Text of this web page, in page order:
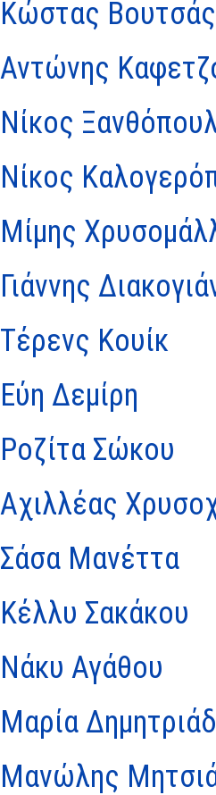
Κώστας Βουτσάς
Αντώνης
Νίκος
Νίκος
Μίμης
Γιάννης
Τέρενς Κουίκ
Εύη Δεμίρη
Ροζίτα Σώκου
Αχιλλέας
Σάσα Μανέττα
Κέλλυ Σακάκου
Νάκυ Αγάθου
Μαρία
Μανώλης